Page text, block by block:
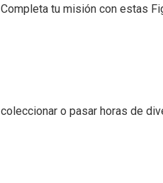
Completa tu misión con estas
coleccionar o pasar horas de